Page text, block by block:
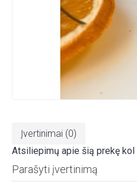
Įvertinimai (0)
Atsiliepimų apie šią prekę kol
Parašyti įvertinimą